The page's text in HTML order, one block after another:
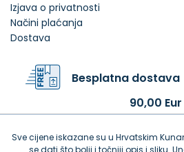
Izjava o privatnosti
Načini plaćanja
Dostava
Besplatna dostava
90,00 Eur
Sve cijene iskazane su u Hrvatskim
se dati što bolji i točniji opis i sliku.